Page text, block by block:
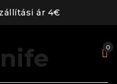
ár 4€
0